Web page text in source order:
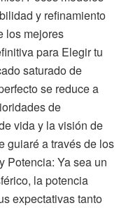
y refinamiento
los mejores
para Elegir tu
saturado de
se reduce a
de
vida y la visión de
guiaré a través de los
Potencia: Ya sea un
la potencia
expectativas tanto